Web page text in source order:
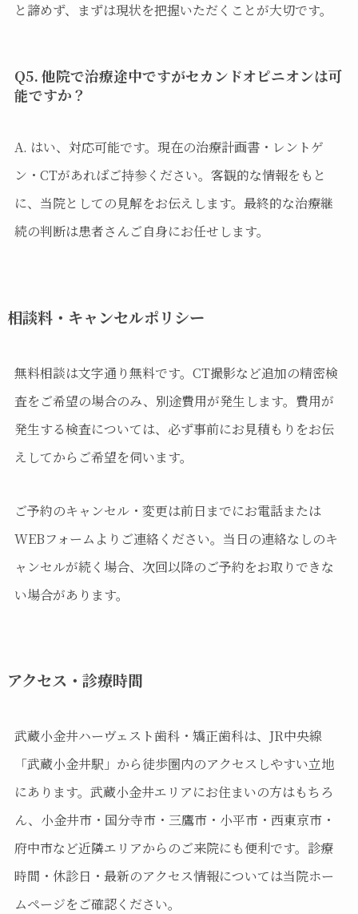
と諦めず、まずは現状を把握いただくことが大切です。
Q5. 他院で治療途中ですがセカンドオピニオンは可
能ですか？
A. はい、対応可能です。現在の治療計画書・レントゲ
ン・CTがあればご持参ください。客観的な情報をもと
に、当院としての見解をお伝えします。最終的な治療継
続の判断は患者さんご自身にお任せします。
相談料・キャンセルポリシー
無料相談は文字通り無料です。CT撮影など追加の精密検
査をご希望の場合のみ、別途費用が発生します。費用が
発生する検査については、必ず事前にお見積もりをお伝
えしてからご希望を伺います。
ご予約のキャンセル・変更は前日までにお電話または
WEBフォームよりご連絡ください。当日の連絡なしのキ
ャンセルが続く場合、次回以降のご予約をお取りできな
い場合があります。
アクセス・診療時間
武蔵小金井ハーヴェスト歯科・矯正歯科は、JR中央線
「武蔵小金井駅」から徒歩圏内のアクセスしやすい立地
にあります。武蔵小金井エリアにお住まいの方はもちろ
ん、小金井市・国分寺市・三鷹市・小平市・西東京市・
府中市など近隣エリアからのご来院にも便利です。診療
時間・休診日・最新のアクセス情報については当院ホー
ムページをご確認ください。